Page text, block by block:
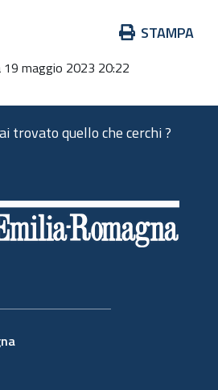
STAMPA
19 maggio 2023 20:22
trovato quello che cerchi ?